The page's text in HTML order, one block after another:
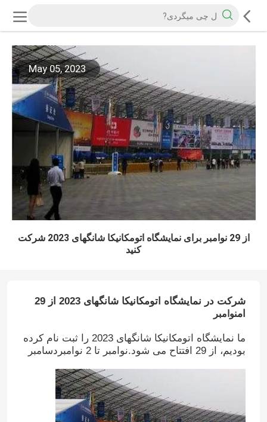
May 05, 2023
از 29 نوامبر برای نمایشگاه اتومکانیکا شانگهای 2023 شرکت
کنید
شرکت در نمایشگاه اتومکانیکا شانگهای 2023 از 29
امنوامبر
ما نمایشگاه اتومکانیکا شانگهای 2023 را ثبت نام کرده
بودیم، از 29 افتتاح می شود.نوامبر تا 2 نوامبردسامبر